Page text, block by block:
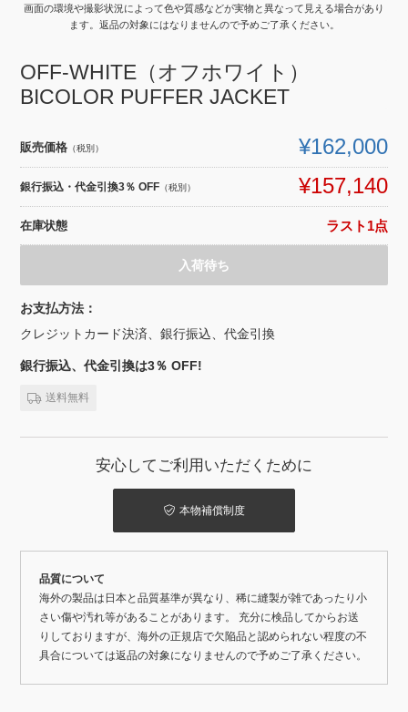
画面の環境や撮影状況によって色や質感などが実物と異なって見える場合があり
ます。返品の対象にはなりませんので予めご了承ください。
OFF-WHITE（オフホワイト）
BICOLOR PUFFER JACKET
販売価格 （税別） ¥162,000
銀行振込・代金引換3％ OFF （税別） ¥157,140
在庫状態 ラスト1点
入荷待ち
お支払方法：
クレジットカード決済、銀行振込、代金引換
銀行振込、代金引換は3％ OFF!
送料無料
安心してご利用いただくために
本物補償制度
品質について
海外の製品は日本と品質基準が異なり、稀に縫製が雑であったり小
さい傷や汚れ等があることがあります。 充分に検品してからお送
りしておりますが、海外の正規店で欠陥品と認められない程度の不
具合については返品の対象になりませんので予めご了承ください。